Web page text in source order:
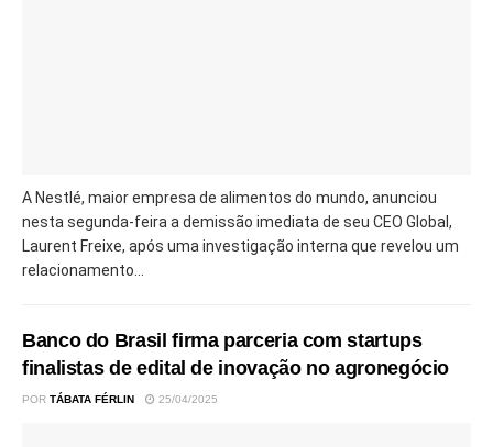
A Nestlé, maior empresa de alimentos do mundo, anunciou
nesta segunda-feira a demissão imediata de seu CEO Global,
Laurent Freixe, após uma investigação interna que revelou um
relacionamento...
Banco do Brasil firma parceria com startups
finalistas de edital de inovação no agronegócio
POR TÁBATA FÉRLIN 25/04/2025